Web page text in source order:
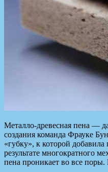
Металло-древесная пена —
создания команда Фрауке
«губку», к которой
результате многократного
пена проникает во все